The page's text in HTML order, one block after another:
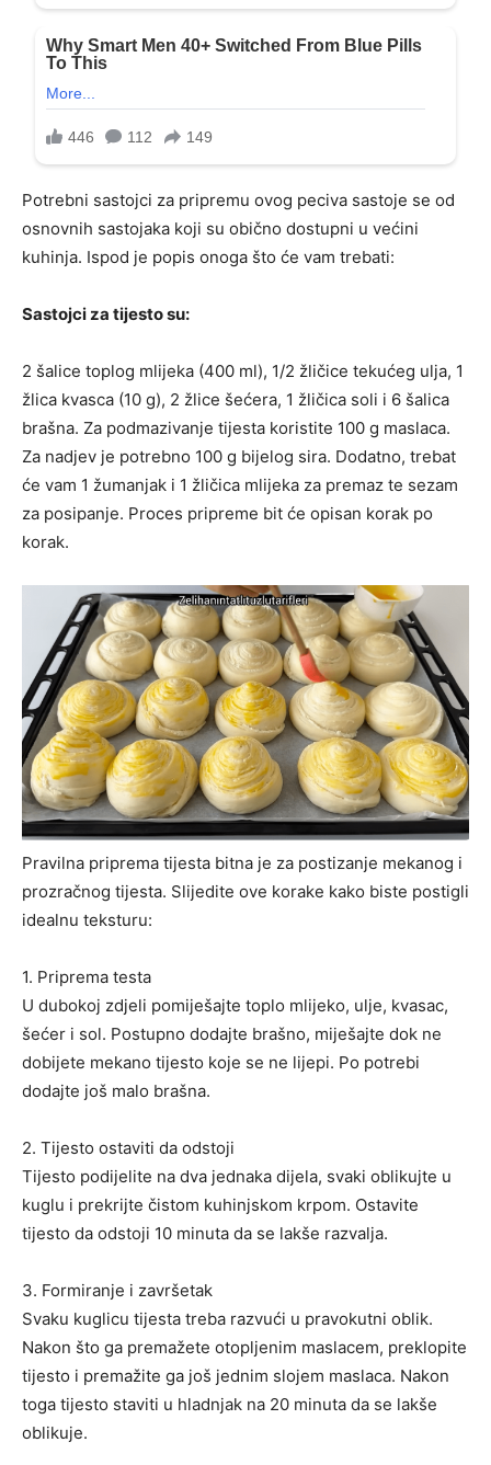
Potrebni sastojci za pripremu ovog peciva sastoje se od
osnovnih sastojaka koji su obično dostupni u većini
kuhinja. Ispod je popis onoga što će vam trebati:
Sastojci za tijesto su:
2 šalice toplog mlijeka (400 ml), 1/2 žličice tekućeg ulja, 1
žlica kvasca (10 g), 2 žlice šećera, 1 žličica soli i 6 šalica
brašna. Za podmazivanje tijesta koristite 100 g maslaca.
Za nadjev je potrebno 100 g bijelog sira. Dodatno, trebat
će vam 1 žumanjak i 1 žličica mlijeka za premaz te sezam
za posipanje. Proces pripreme bit će opisan korak po
korak.
Pravilna priprema tijesta bitna je za postizanje mekanog i
prozračnog tijesta. Slijedite ove korake kako biste postigli
idealnu teksturu:
1. Priprema testa
U dubokoj zdjeli pomiješajte toplo mlijeko, ulje, kvasac,
šećer i sol. Postupno dodajte brašno, miješajte dok ne
dobijete mekano tijesto koje se ne lijepi. Po potrebi
dodajte još malo brašna.
2. Tijesto ostaviti da odstoji
Tijesto podijelite na dva jednaka dijela, svaki oblikujte u
kuglu i prekrijte čistom kuhinjskom krpom. Ostavite
tijesto da odstoji 10 minuta da se lakše razvalja.
3. Formiranje i završetak
Svaku kuglicu tijesta treba razvući u pravokutni oblik.
Nakon što ga premažete otopljenim maslacem, preklopite
tijesto i premažite ga još jednim slojem maslaca. Nakon
toga tijesto staviti u hladnjak na 20 minuta da se lakše
oblikuje.